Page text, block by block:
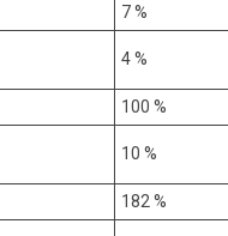
7 %
4 %
100 %
10 %
182 %